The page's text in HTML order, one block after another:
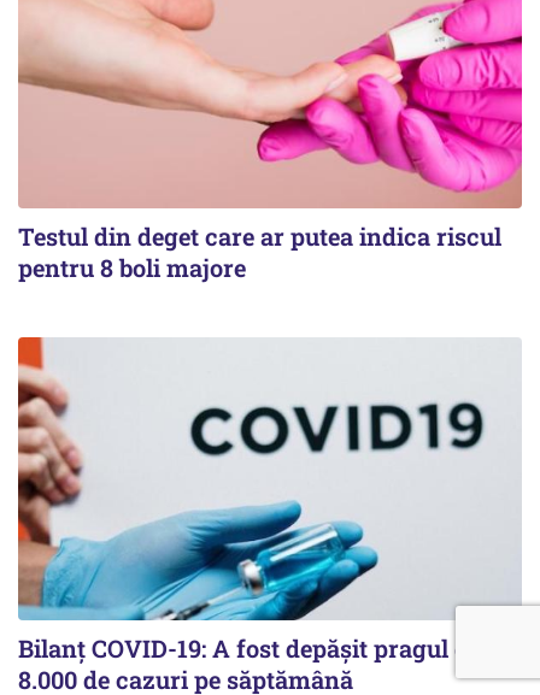
Testul din deget care ar putea indica riscul
pentru 8 boli majore
Bilanț COVID-19: A fost depășit pragul de
8.000 de cazuri pe săptămână